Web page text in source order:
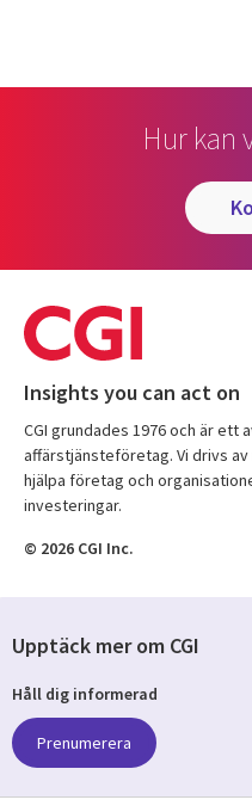
Hur kan
Insights you can act on
CGI grundades 1976 och är ett
affärstjänsteföretag. Vi drivs
hjälpa företag och
investeringar.
© 2026 CGI Inc.
Upptäck mer om CGI
Håll dig informerad
Prenumerera